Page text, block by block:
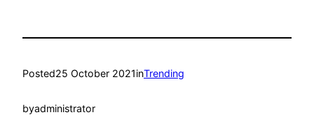
Posted25 October 2021inTrending
byadministrator